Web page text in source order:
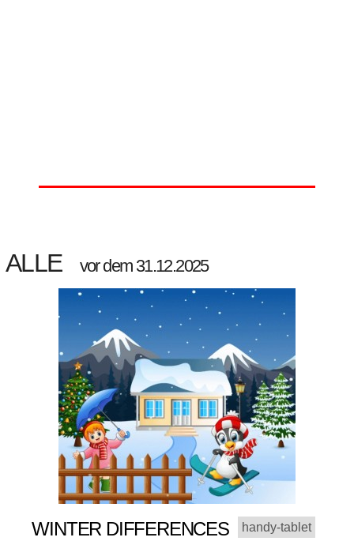
ALLE vor dem 31.12.2025
WINTER DIFFERENCES handy-tablet